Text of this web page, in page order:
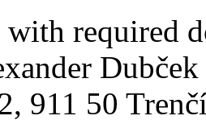
required
911 50